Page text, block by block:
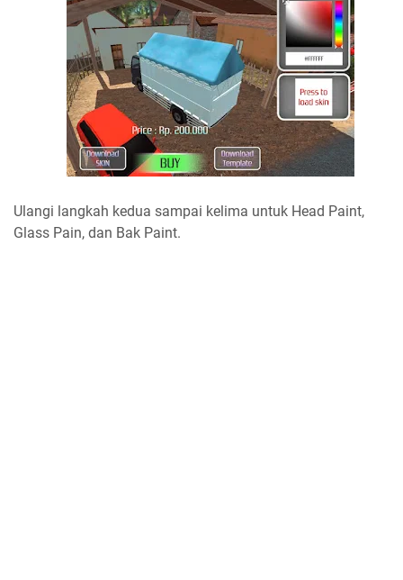
Ulangi langkah kedua sampai kelima untuk Head Paint,
Glass Pain, dan Bak Paint.